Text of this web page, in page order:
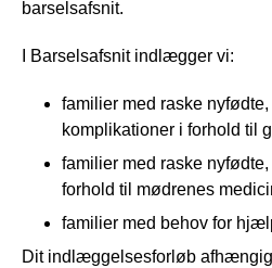
barselsafsnit.
I Barselsafsnit indlægger vi:
familier med raske
komplikationer i forhold til
familier med raske
forhold til mødrenes
familier med behov for
Dit indlæggelsesforløb